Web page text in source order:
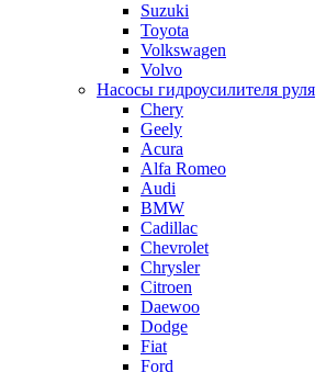
Suzuki
Toyota
Volkswagen
Volvo
Насосы гидроусилителя руля
Chery
Geely
Acura
Alfa Romeo
Audi
BMW
Cadillac
Chevrolet
Chrysler
Citroen
Daewoo
Dodge
Fiat
Ford